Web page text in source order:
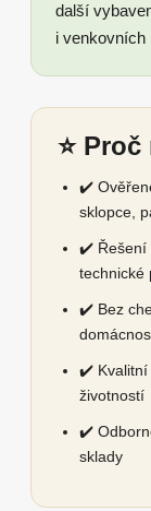
další
i venkovních
⭐
✔️
sklopce,
✔️ Řešení
technické
✔️ Bez
✔️ Kvalitní
životností
✔️
sklady